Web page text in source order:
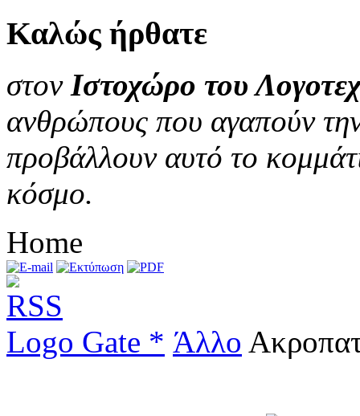
Καλώς ήρθατε
στον Ιστοχώρο του
ανθρώπους που αγαπούν
προβάλλουν αυτό το
κόσμο.
Home
Logo Gate * Άλλο